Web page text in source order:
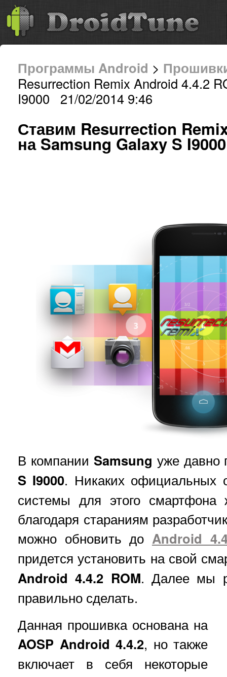
Программы Android >
Resurrection Remix Android 4.4.2
I9000 21/02/2014 9:46
Ставим Resurrection
на Samsung Galaxy S I9000
В компании Samsung уже
S I9000. Никаких официальных
системы для этого смартфона
благодаря стараниям
можно обновить до Android
придется установить на свой
Android 4.4.2 ROM. Далее мы
правильно сделать.
Данная прошивка основана на
AOSP Android 4.4.2, но также
включает в себя некоторые